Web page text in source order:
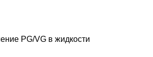
PG/VG в жидкости